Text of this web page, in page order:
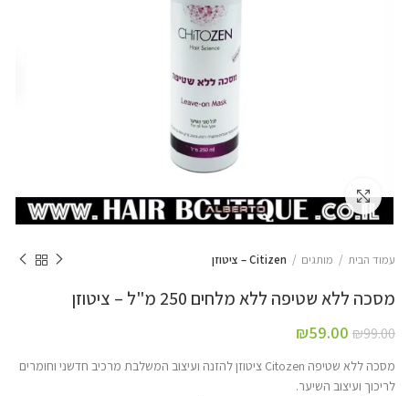
Click to enlarge
עמוד הבית מותגים Citizen – ציטוזן
מסכה ללא שטיפה ללא מלחים 250 מ"ל – ציטוזן
₪99.00
₪59.00
מסכה ללא שטיפה Citozen ציטוזן להזנה ועיצוב המשלבת מרכיב חדשני וחומרים
לריכוך ועיצוב השיער.